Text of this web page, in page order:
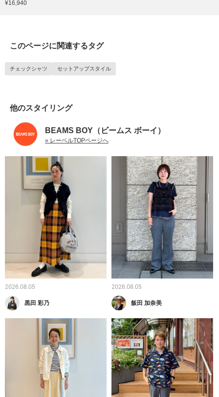
¥16,940
このページに関連するタグ
チェックシャツ セットアップスタイル
他のスタイリング
BEAMS BOY（ビームス ボーイ）
» レーベルTOPページへ
2026.08.05
黒田 彩乃
2026.08.05
飯田 加奈美